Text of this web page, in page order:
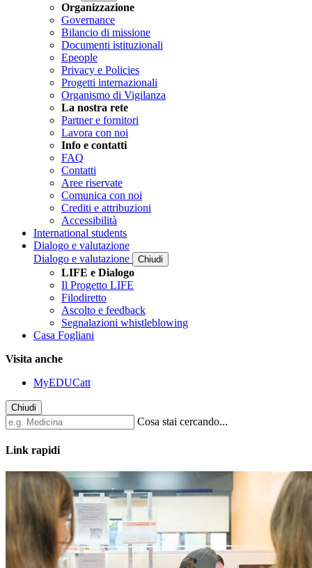
Organizzazione
Governance
Bilancio di missione
Documenti istituzionali
Epeople
Privacy e Policies
Progetti internazionali
Organismo di Vigilanza
La nostra rete
Partner e fornitori
Lavora con noi
Info e contatti
FAQ
Contatti
Aree riservate
Comunica con noi
Crediti e attribuzioni
Accessibilità
International students
Dialogo e valutazione
Dialogo e valutazione
Chiudi
LIFE e Dialogo
Il Progetto LIFE
Filodiretto
Ascolto e feedback
Segnalazioni whistleblowing
Casa Fogliani
Visita anche
MyEDUCatt
Chiudi
Cosa stai cercando...
Link rapidi